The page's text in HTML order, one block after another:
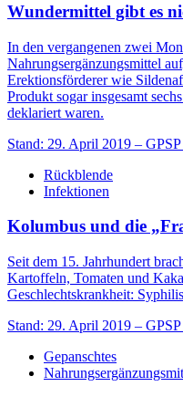
Wundermittel gibt es
In den vergangenen zwei
Nahrungsergänzungsmittel
Erektionsförderer wie
Produkt sogar insgesamt
deklariert waren.
Stand: 29. April 2019 –
Rückblende
Infektionen
Kolumbus und die
Seit dem 15. Jahrhundert
Kartoffeln, Tomaten und
Geschlechtskrankheit:
Stand: 29. April 2019 –
Gepanschtes